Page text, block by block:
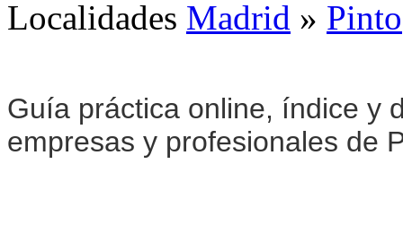
Localidades Madrid » Pinto
Guía práctica online, índice y
empresas y profesionales de